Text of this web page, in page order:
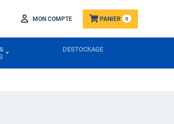
MON COMPTE PANIER 0
DESTOCKAGE